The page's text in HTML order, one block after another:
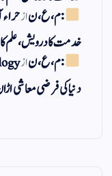
: م ، ع ، ناز
خدمت کا درویش، علم
: م ، ع ، ناز
دنیا کی فرضی معاشی